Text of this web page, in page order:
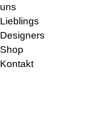
uns
Lieblings
Designers
Shop
Kontakt